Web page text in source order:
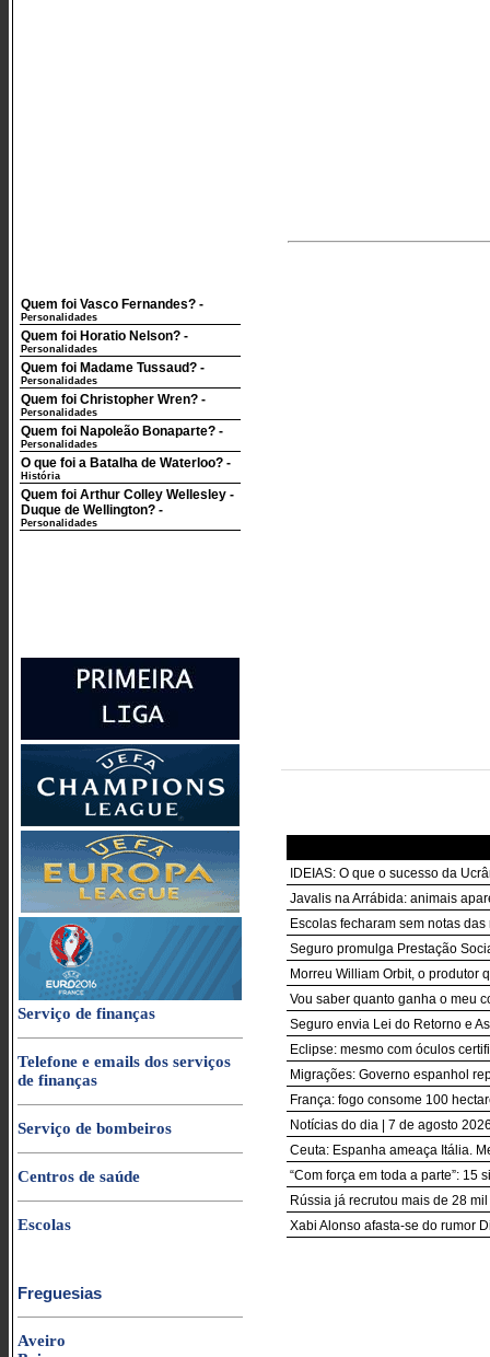
Quem foi Vasco Fernandes? -
Personalidades
Quem foi Horatio Nelson? -
Personalidades
Quem foi Madame Tussaud? -
Personalidades
Quem foi Christopher Wren? -
Personalidades
Quem foi Napoleão Bonaparte? -
Personalidades
O que foi a Batalha de Waterloo? -
História
Quem foi Arthur Colley Wellesley -
Duque de Wellington? -
Personalidades
Serviço de finanças
Telefone e emails dos serviços
de finanças
Serviço de bombeiros
Centros de saúde
Escolas
Freguesias
Aveiro
IDEIAS: O que o sucesso da
Javalis na Arrábida: animais
Escolas fecharam sem notas
Seguro promulga Prestação
Morreu William Orbit, o produtor
Vou saber quanto ganha o meu
Seguro envia Lei do Retorno e
Eclipse: mesmo com óculos
Migrações: Governo espanhol
França: fogo consome 100
Notícias do dia | 7 de agosto
Ceuta: Espanha ameaça Itália.
“Com força em toda a parte”: 15
Rússia já recrutou mais de 28
Xabi Alonso afasta-se do rumor